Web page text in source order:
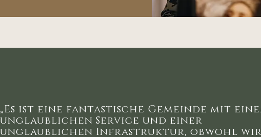
„Es ist eine fantastische Gemeinde mit
unglaublichen Service und einer
unglaublichen Infrastruktur, obwohl